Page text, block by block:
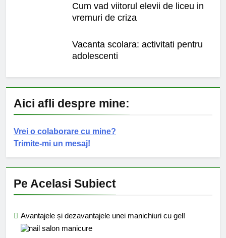
Cum vad viitorul elevii de liceu in
vremuri de criza
Vacanta scolara: activitati pentru
adolescenti
Aici afli despre mine:
Vrei o colaborare cu mine?
Trimite-mi un mesaj!
Pe Acelasi Subiect
Avantajele și dezavantajele unei manichiuri cu gel!